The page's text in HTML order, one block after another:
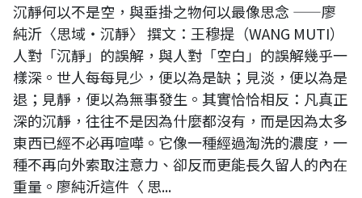
沉靜何以不是空，與垂掛之物何以最像思念 ——廖
純沂〈思域・沉靜〉 撰文：王穆提（WANG MUTI）
人對「沉靜」的誤解，與人對「空白」的誤解幾乎一
樣深。世人每每見少，便以為是缺；見淡，便以為是
退；見靜，便以為無事發生。其實恰恰相反：凡真正
深的沉靜，往往不是因為什麼都沒有，而是因為太多
東西已經不必再喧嘩。它像一種經過淘洗的濃度，一
種不再向外索取注意力、卻反而更能長久留人的內在
重量。廖純沂這件〈 思...